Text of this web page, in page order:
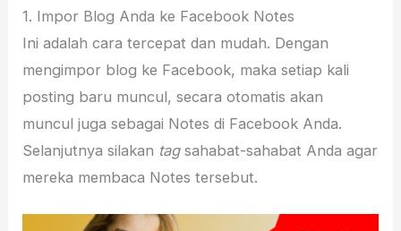
1. Impor Blog Anda ke Facebook Notes
Ini adalah cara tercepat dan mudah. Dengan
mengimpor blog ke Facebook, maka setiap kali
posting baru muncul, secara otomatis akan
muncul juga sebagai Notes di Facebook Anda.
Selanjutnya silakan tagsahabat-sahabat Anda agar
mereka membaca Notes tersebut.